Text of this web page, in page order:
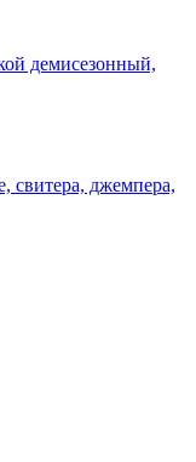
демисезонный,
свитера, джемпера,